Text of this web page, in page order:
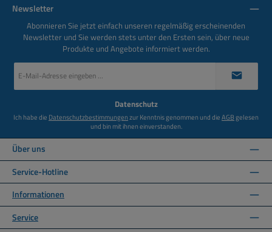
Newsletter
Abonnieren Sie jetzt einfach unseren regelmäßig erscheinenden
Newsletter und Sie werden stets unter den Ersten sein, über neue
Produkte und Angebote informiert werden.
Mail-
Datenschutz
Ich habe die Datenschutzbestimmungenzur Kenntnis genommen und dieAGBgelesen
und bin mit ihnen einverstanden.
Über uns
Service-Hotline
Informationen
Service